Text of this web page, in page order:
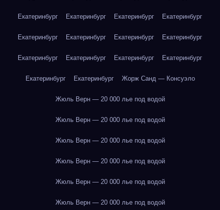
Екатеринбург Екатеринбург Екатеринбург Екатеринбург
Екатеринбург Екатеринбург Екатеринбург Екатеринбург
Екатеринбург Екатеринбург Екатеринбург Екатеринбург
Екатеринбург Екатеринбург Жорж Санд — Консуэло
Жюль Верн — 20 000 лье под водой
Жюль Верн — 20 000 лье под водой
Жюль Верн — 20 000 лье под водой
Жюль Верн — 20 000 лье под водой
Жюль Верн — 20 000 лье под водой
Жюль Верн — 20 000 лье под водой